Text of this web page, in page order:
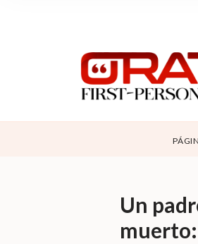
SUPPORT
CONTÁCTANOS
Un